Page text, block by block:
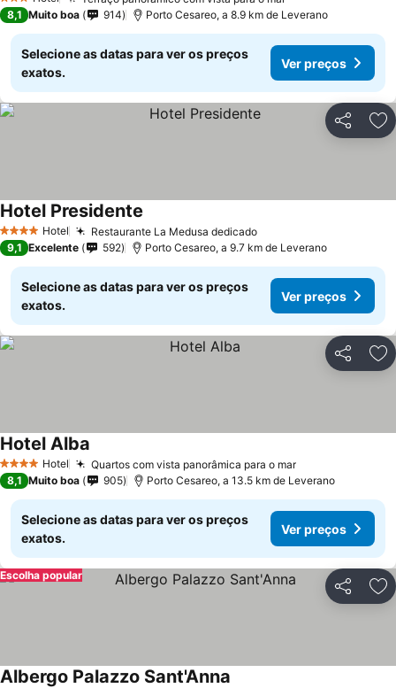
3 Estrelas
8,1 Muito boa 914 Porto Cesareo, a 8.9 km de Leverano
Selecione as datas para ver os preços
exatos.
Ver preços
Partilhar
4 EstrelasHotel Restaurante La Medusa dedicadoVer preços
Hotel Presidente
9,1 Excelente 592 Porto Cesareo, a 9.7 km de Leverano
Selecione as datas para ver os preços
exatos.
Ver preços
Partilhar
4 EstrelasHotel Quartos com vista panorâmica para o marVer preços
Hotel Alba
8,1 Muito boa 905 Porto Cesareo, a 13.5 km de Leverano
Selecione as datas para ver os preços
exatos.
Ver preços
Partilhar
Escolha popular
Albergo Palazzo Sant'Anna